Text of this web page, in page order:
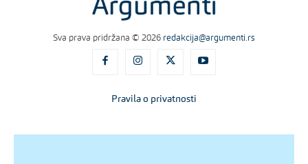
Sva prava pridržana © 2026 redakcija@argumenti.rs
Pravila o privatnosti